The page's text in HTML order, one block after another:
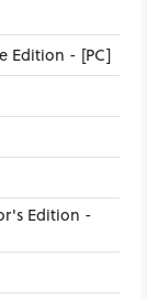
Edition - [PC]
Edition -